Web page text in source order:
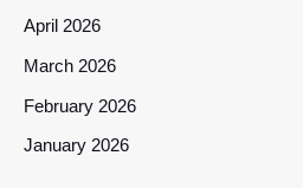
April 2026
March 2026
February 2026
January 2026